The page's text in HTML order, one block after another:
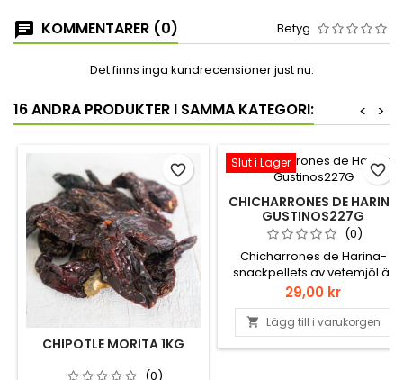
KOMMENTARER (0) Betyg
Det finns inga kundrecensioner just nu.
16 ANDRA PRODUKTER I SAMMA KATEGORI: >
<
CHIPOTLE MORITA 1KG
(0)
favorite_border Slut i Lager
CHICHARRONES DE HARINA
GUSTINOS227G
(0)
Chicharrones de Harina-
snackpellets av vetemjöl är
en pastapelletsprodukt och
ett utsökt favoritsnack för
vete. De är hårda,
orangefärgade och de fluffar
upp och har en lätt, luftig
Pris
29,00 kr
 Lägg till i varukorgen
favorite_border